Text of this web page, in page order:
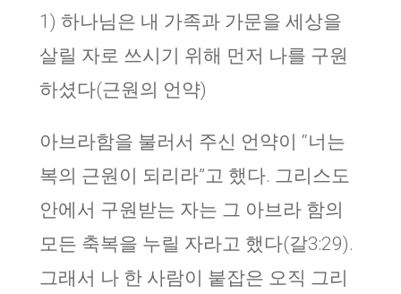
1) 하나님은 내 가족과 가문을 세상을
살릴 자로 쓰시기 위해 먼저 나를 구원
하셨다(근원의 언약)
아브라함을 불러서 주신 언약이 “너는
복의 근원이 되리라”고 했다. 그리스도
안에서 구원받는 자는 그 아브라 함의
모든 축복을 누릴 자라고 했다(갈3:29).
그래서 나 한 사람이 붙잡은 오직 그리